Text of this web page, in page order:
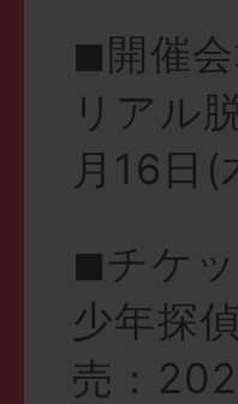
◼︎開催
リアル
月16日(
◼︎チケ
少年探
売：